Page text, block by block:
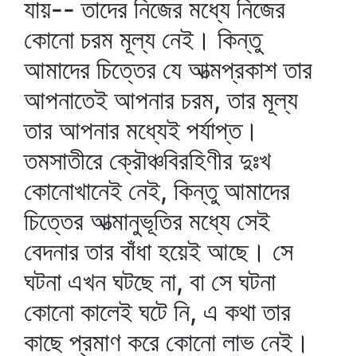
যায়-- তাদের নিজের মধ্যে নিজের
কোনো চরম মূল্য নেই। কিন্তু
আমাদের চিত্তের যে আত্মপ্রকাশ তার
আপনাতেই আপনার চরম, তার মূল্য
তার আপনার মধ্যেই পর্যাপ্ত।
তমসাতীরে ক্রৌঞ্চবিরহিণীর দুঃখ
কোনোখানেই নেই, কিন্তু আমাদের
চিত্তের আত্মানুভূতির মধ্যে সেই
বেদনার তার বাঁধা হয়েই আছে। সে
ঘটনা এখন ঘটছে না, বা সে ঘটনা
কোনো কালেই ঘটে নি, এ কথা তার
কাছে প্রমাণ করে কোনো লাভ নেই।